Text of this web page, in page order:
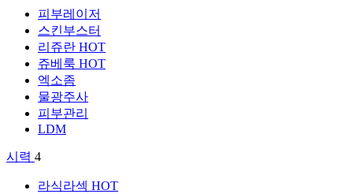
피부레이저
스킨부스터
리쥬란 HOT
쥬베룩 HOT
엑소좀
물광주사
피부관리
LDM
시력 4
라식라섹 HOT